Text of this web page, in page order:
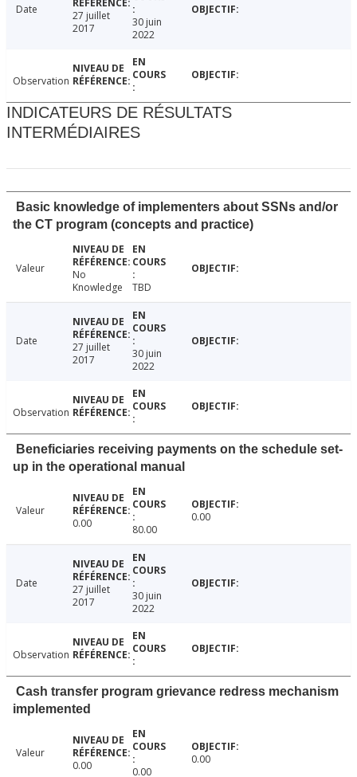
Date
27 juillet
2017
30 juin
2022
Observation
INDICATEURS DE RÉSULTATS
INTERMÉDIAIRES
Basic knowledge of implementers about SSNs and/or
the CT program (concepts and practice)
Valeur
No
Knowledge
TBD
Date
27 juillet
2017
30 juin
2022
Observation
Beneficiaries receiving payments on the schedule set-
up in the operational manual
Valeur
0.00
80.00
0.00
Date
27 juillet
2017
30 juin
2022
Observation
Cash transfer program grievance redress mechanism
implemented
Valeur
0.00
0.00
0.00